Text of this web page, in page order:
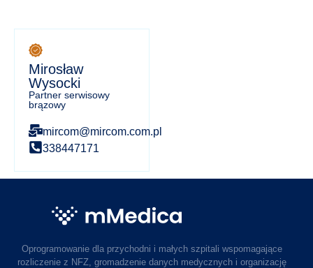
Mirosław
Wysocki
Partner serwisowy
brązowy
mircom@mircom.com.pl
338447171
Oprogramowanie dla przychodni i małych szpitali wspomagające
rozliczenie z NFZ, gromadzenie danych medycznych i organizację